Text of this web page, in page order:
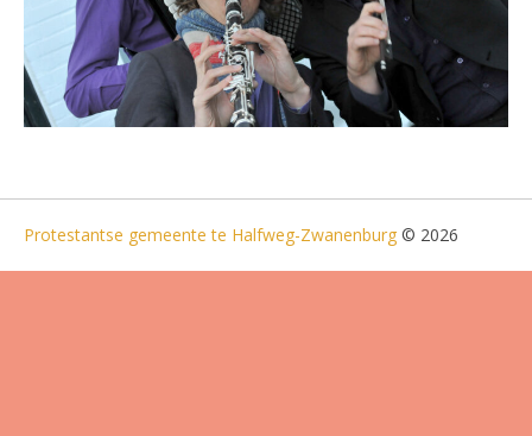
Protestantse gemeente te Halfweg-Zwanenburg © 2026